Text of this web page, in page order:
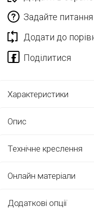
Задайте питання
Додати до
Характеристики
Опис
Технічне креслення
Онлайн матеріали
Додаткові опції